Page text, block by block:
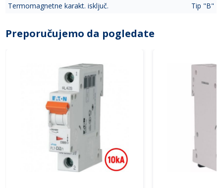
Termomagnetne karakt. isključ. Tip "B"
Preporučujemo da pogledate